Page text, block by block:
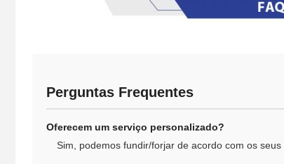
Perguntas Frequentes
Oferecem um serviço personalizado?
Sim, podemos fundir/forjar de acordo com os